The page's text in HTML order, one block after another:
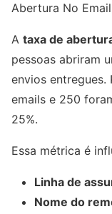
Abertura No
A taxa de
pessoas abriram
envios entregues.
emails e 250
25%.
Essa métrica é
Linha de
Nome do